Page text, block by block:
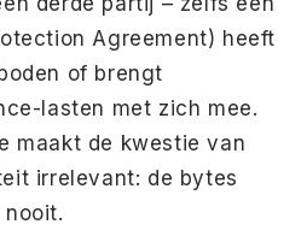
Agreement) heeft
of brengt
lasten met zich mee.
maakt de kwestie van
irrelevant: de bytes